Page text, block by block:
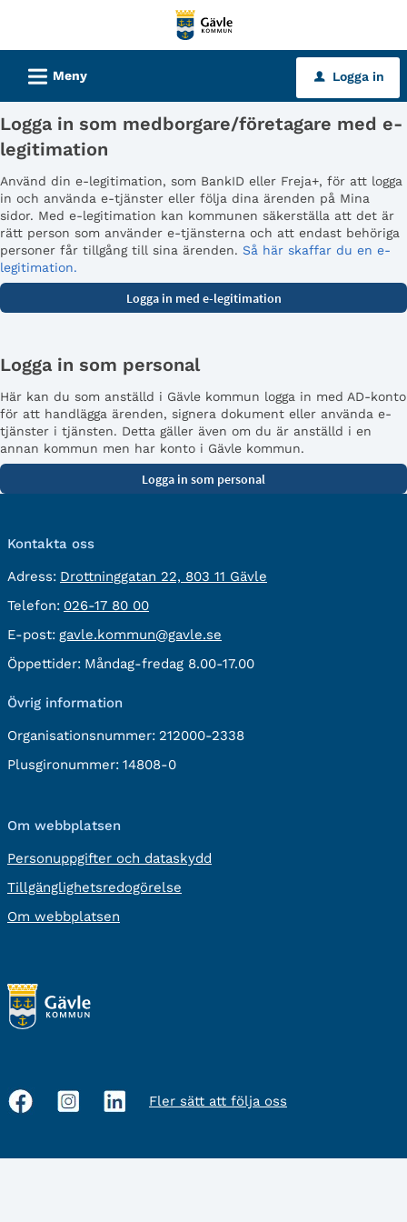
tjänster
Gävle
kommun
L Meny u Logga in
Logga in som medborgare/företagare med e-
legitimation
Använd din e-legitimation, som BankID eller Freja+, för att logga
in och använda e-tjänster eller följa dina ärenden på Mina
sidor. Med e-legitimation kan kommunen säkerställa att det är
rätt person som använder e-tjänsterna och att endast behöriga
personer får tillgång till sina ärenden. Så här skaffar du en e-
legitimation.
Logga in som personal
Här kan du som anställd i Gävle kommun logga in med AD-konto
för att handlägga ärenden, signera dokument eller använda e-
tjänster i tjänsten. Detta gäller även om du är anställd i en
annan kommun men har konto i Gävle kommun.
Kontakta oss
Adress: besöksadress:
Drottninggatan 22, 803 11 Gävle
Telefon: Telefon:
026-17 80 00
E-post: E-
post:
gavle.kommun@gavle.se
Öppettider: Måndag-fredag 8.00-17.00
Övrig information
Organisationsnummer: 212000-2338
Plusgironummer: 14808-0
Om webbplatsen
Personuppgifter och dataskydd
Tillgänglighetsredogörelse
Om webbplatsen
Sociala
Fler sätt att följa oss